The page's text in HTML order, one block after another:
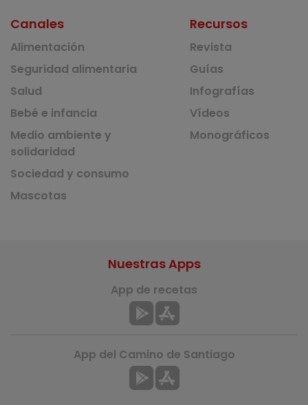
Canales
Alimentación
Seguridad alimentaria
Salud
Bebé e infancia
Medio ambiente y
solidaridad
Sociedad y consumo
Mascotas
Recursos
Revista
Guías
Infografías
Vídeos
Monográficos
Nuestras Apps
App de recetas
App del Camino de Santiago